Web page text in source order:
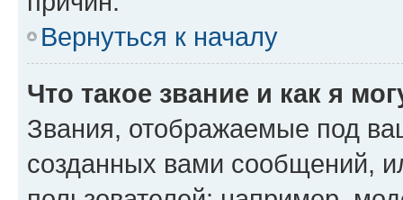
Вернуться к началу
Что такое звание и как я
Звания, отображаемые под
созданных вами сообщений,